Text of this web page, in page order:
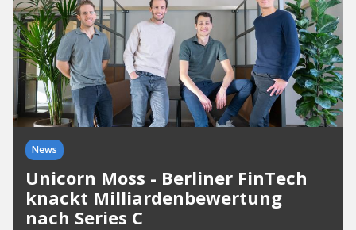
News
Unicorn Moss - Berliner FinTech
knackt Milliardenbewertung
nach Series C